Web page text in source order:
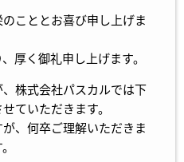
こととお喜び申し上げま
厚く御礼申し上げます。
株式会社パスカルでは下
ていただきます。
、何卒ご理解いただきま